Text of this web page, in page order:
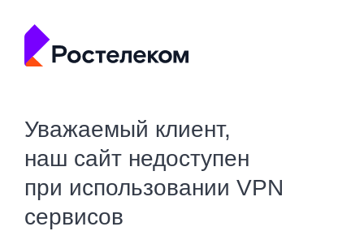
Уважаемый клиент,
наш сайт недоступен
при использовании VPN
сервисов